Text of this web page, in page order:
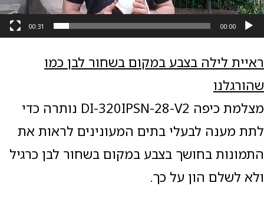
00:00
00:31
ראיית לילה בצבע במקום בשחור לבן כמו
שהורגלנו
מצלמת כיפה DI-320IPSN-28-V2 נותרה כדי
לתת מענה לבעלי בתים המעונינים לראות את
התמונות בחושך בצבע במקום בשחור לבן כרגיל
ולא לשלם הון על כך.